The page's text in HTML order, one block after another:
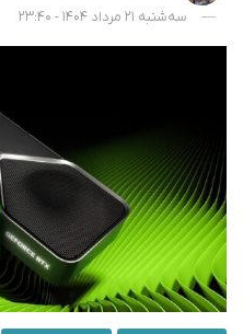
سه‌شنبه 21 مرداد 1404 - 23:40